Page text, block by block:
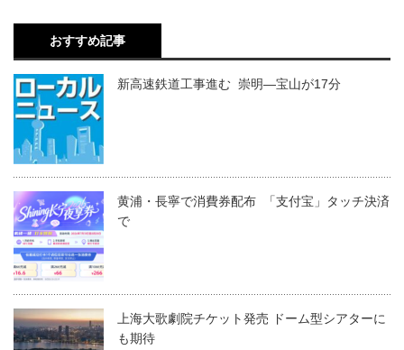
おすすめ記事
新高速鉄道工事進む 崇明―宝山が17分
黄浦・長寧で消費券配布 「支付宝」タッチ決済
で
上海大歌劇院チケット発売 ドーム型シアターに
も期待